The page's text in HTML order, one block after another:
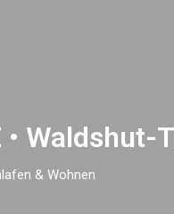
• Waldshut-
& Wohnen